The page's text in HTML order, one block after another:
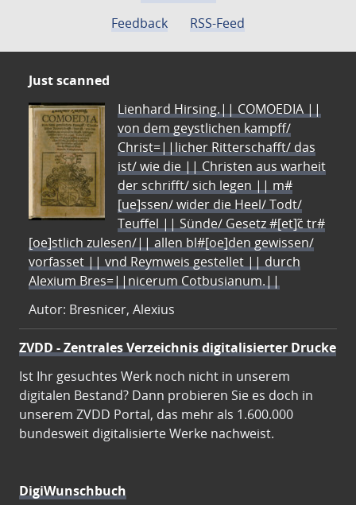
Feedback
RSS-Feed
Just scanned
Lienhard Hirsing.|| COMOEDIA ||
von dem geystlichen kampff/
Christ=||licher Ritterschafft/ das
ist/ wie die || Christen aus warheit
der schrifft/ sich legen || m#
[ue]ssen/ wider die Heel/ Todt/
Teuffel || Sünde/ Gesetz #[et]c̃ tr#
[oe]stlich zulesen/|| allen bl#[oe]den gewissen/
vorfasset || vnd Reymweis gestellet || durch
Alexium Bres=||nicerum Cotbusianum.||
Autor: Bresnicer, Alexius
ZVDD - Zentrales Verzeichnis digitalisierter Drucke
Ist Ihr gesuchtes Werk noch nicht in unserem
digitalen Bestand? Dann probieren Sie es doch in
unserem ZVDD Portal, das mehr als 1.600.000
bundesweit digitalisierte Werke nachweist.
DigiWunschbuch